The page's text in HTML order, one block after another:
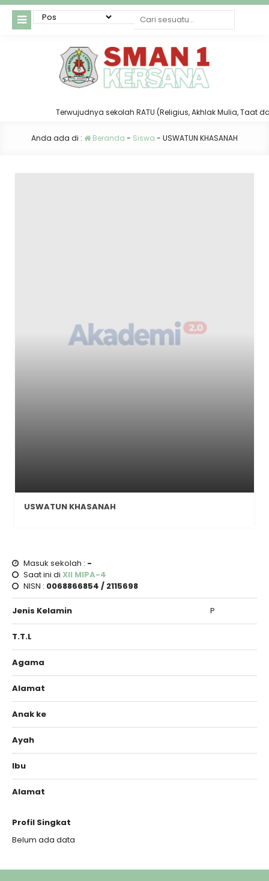
Terwujudnya sekolah RATU (Religius, Akhlak Mulia, Taat
Anda ada di : Beranda - Siswa - USWATUN KHASANAH
USWATUN KHASANAH
Masuk sekolah : -
Saat ini di XII MIPA-4
NISN : 0068866854 / 2115698
Jenis Kelamin P
T.T.L
Agama
Alamat
Anak ke
Ayah
Ibu
Alamat
Profil Singkat
Belum ada data